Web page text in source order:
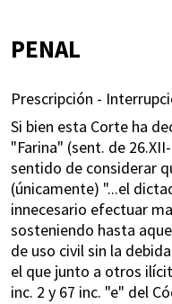
PENAL
Prescripción -
Si bien esta Corte ha
"Farina" (sent. de
sentido de considerar
(únicamente) "...el
innecesario efectuar
sosteniendo hasta
de uso civil sin la
el que junto a otros
inc. 2 y 67 inc. "e" del